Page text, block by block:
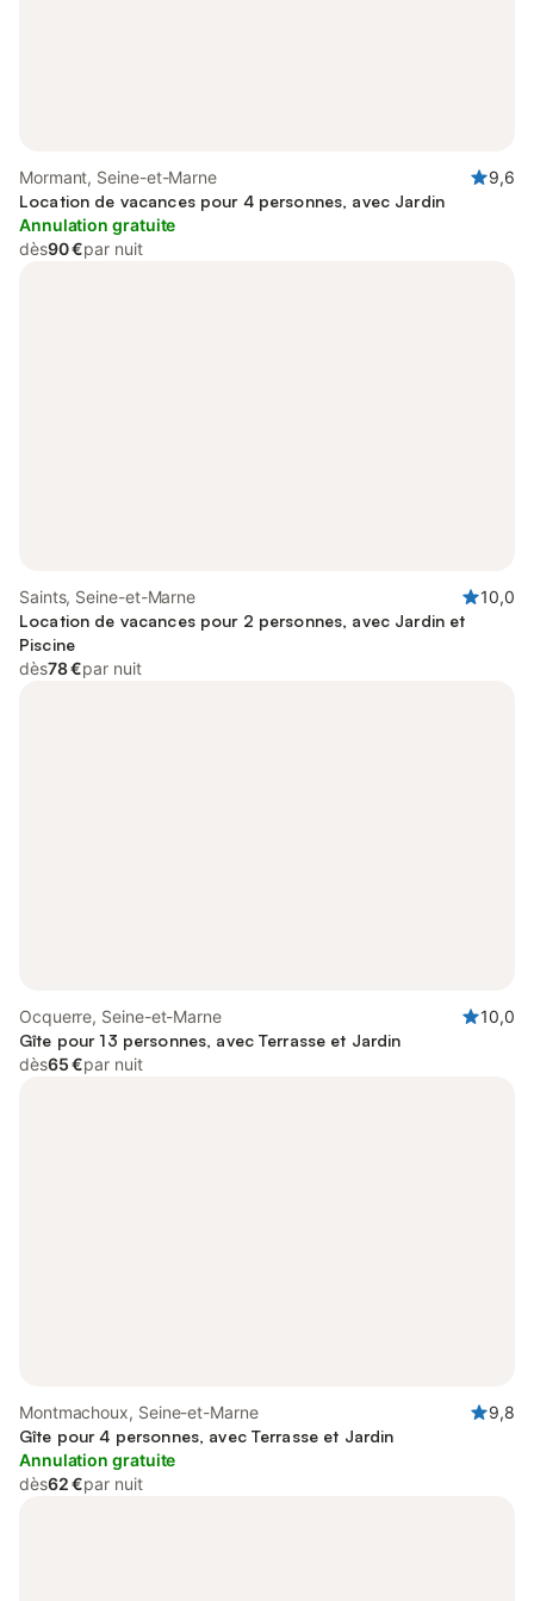
Mormant, Seine-et-Marne
9,6
Location de vacances pour 4 personnes, avec Jardin
Annulation gratuite
dès90 €par nuit
Saints, Seine-et-Marne
10,0
Location de vacances pour 2 personnes, avec Jardin et
Piscine
dès78 €par nuit
Ocquerre, Seine-et-Marne
10,0
Gîte pour 13 personnes, avec Terrasse et Jardin
dès65 €par nuit
Montmachoux, Seine-et-Marne
9,8
Gîte pour 4 personnes, avec Terrasse et Jardin
Annulation gratuite
dès62 €par nuit